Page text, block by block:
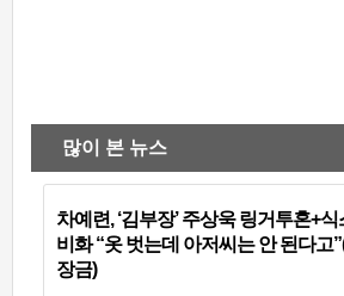
많이 본 뉴스
차예련, ‘김부장’ 주상욱 링거투혼+식
비화 “옷 벗는데 아저씨는 안 된다고
장금)